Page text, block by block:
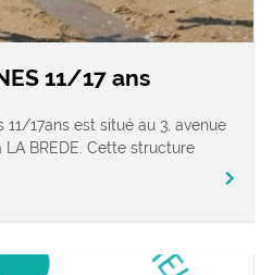
11/17 ans
11/17ans est situé au 3, avenue
BREDE. Cette structure
chevron_right